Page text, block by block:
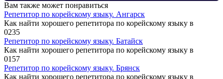
Вам также может понравиться
Репетитор по корейскому языку. Ангарск
Как найти хорошего репетитора по корейскому языку в
0235
Репетитор по корейскому языку. Батайск
Как найти хорошего репетитора по корейскому языку в
0157
Репетитор по корейскому языку. Брянск
Как найти хорошего репетитора по корейскому языку в